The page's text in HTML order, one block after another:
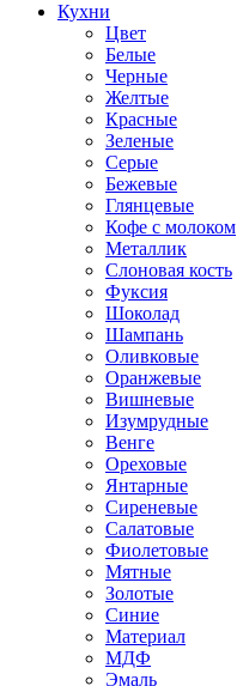
Кухни
Цвет
Белые
Черные
Желтые
Красные
Зеленые
Серые
Бежевые
Глянцевые
Кофе с молоком
Металлик
Слоновая кость
Фуксия
Шоколад
Шампань
Оливковые
Оранжевые
Вишневые
Изумрудные
Венге
Ореховые
Янтарные
Сиреневые
Салатовые
Фиолетовые
Мятные
Золотые
Синие
Материал
МДФ
Эмаль